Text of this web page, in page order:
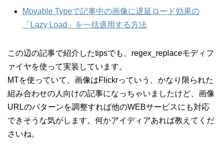
Movable Typeで記事中の画像に遅延ロード効果の
「Lazy Load」を一括適用する方法
この辺の記事で紹介したtipsでも、regex_replaceモディフ
ァイヤを使って実装しています。
MTを使っていて、画像はFlickrっていう、かなり限られた
組み合わせの人向けの記事になっちゃいましたけど、画像
URLのパターンを調整すれば他のWEBサービスにも対応
できそうな気がします。何かアイディアあれば教えてくだ
さいね。